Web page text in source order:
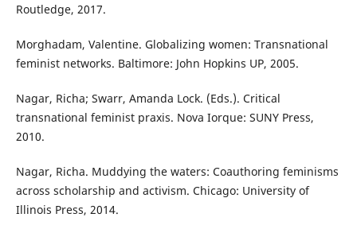
Routledge, 2017.
Morghadam, Valentine. Globalizing women: Transnational
feminist networks. Baltimore: John Hopkins UP, 2005.
Nagar, Richa; Swarr, Amanda Lock. (Eds.). Critical
transnational feminist praxis. Nova Iorque: SUNY Press,
2010.
Nagar, Richa. Muddying the waters: Coauthoring feminisms
across scholarship and activism. Chicago: University of
Illinois Press, 2014.